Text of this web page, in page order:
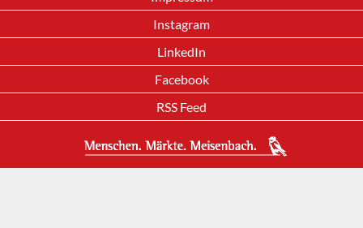
Instagram
LinkedIn
Facebook
RSS Feed